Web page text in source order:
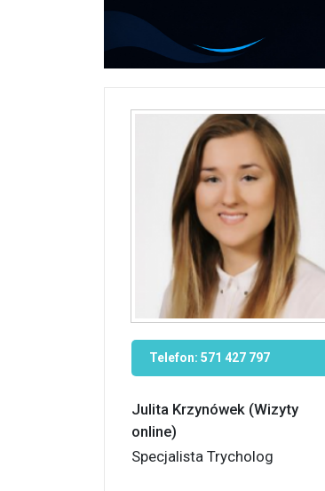
Telefon: 571 427 797
Julita Krzynówek (Wizyty
online)
Specjalista Trycholog